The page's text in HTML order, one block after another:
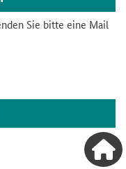
Sie bitte eine Mail